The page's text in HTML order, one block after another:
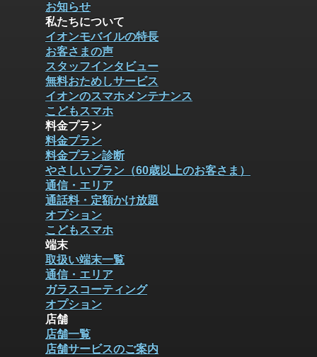
お知らせ
私たちについて
イオンモバイルの特長
お客さまの声
スタッフインタビュー
無料おためしサービス
イオンのスマホメンテナンス
こどもスマホ
料金プラン
料金プラン
料金プラン診断
やさしいプラン（60歳以上のお客さま）
通信・エリア
通話料・定額かけ放題
オプション
こどもスマホ
端末
取扱い端末一覧
通信・エリア
ガラスコーティング
オプション
店舗
店舗一覧
店舗サービスのご案内